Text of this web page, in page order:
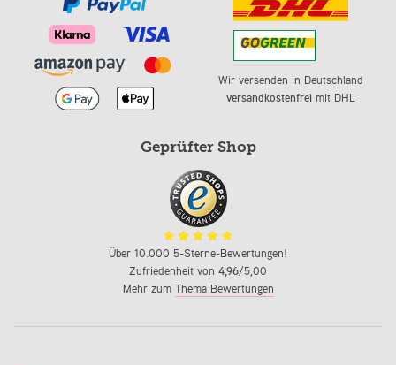
Wir versenden in Deutschland
versandkostenfreimit DHL
Geprüfter Shop
Über 10.000 5-Sterne-Bewertungen!
Zufriedenheit von 4,96/5,00
Mehr zum Thema Bewertungen